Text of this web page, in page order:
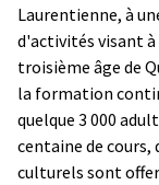
Laurentienne, à
d'activités visant à
troisième âge de
la formation
quelque 3 000
centaine de
culturels sont